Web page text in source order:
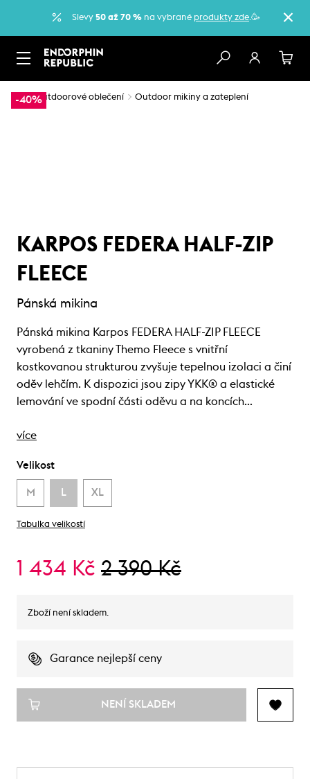
Slevy 50 až 70 % na vybrané produkty zde.🥳
-40%
… Outdoorové oblečení Outdoor mikiny a zateplení
KARPOS FEDERA HALF-ZIP
FLEECE
Pánská mikina
Pánská mikina Karpos FEDERA HALF-ZIP FLEECE
vyrobená z tkaniny Themo Fleece s vnitřní
kostkovanou strukturou zvyšuje tepelnou izolaci a činí
oděv lehčím. K dispozici jsou zipy YKK® a elastické
lemování ve spodní části oděvu a na koncích…
více
Velikost
M L XL
Tabulka velikostí
1 434 Kč 2 390 Kč
Zboží není skladem.
Garance nejlepší ceny
NENÍ SKLADEM